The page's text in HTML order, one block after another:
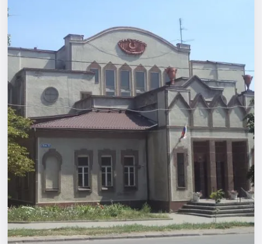
События
Города
Площадки
Артисты
Рейтинги